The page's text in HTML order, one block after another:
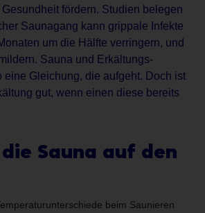
fördern. Studien belegen
Saunagang kann grippale Infekte
um die Hälfte verringern, und
Sauna und Erkältungs-
eine Gleichung, die aufgeht. Doch ist
gut, wenn einen diese bereits
Sauna auf den
beim Saunieren